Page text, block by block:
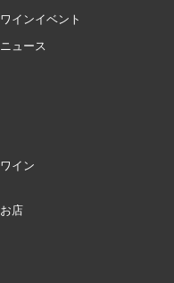
ワインイベント
ニュース
ワイン
お店